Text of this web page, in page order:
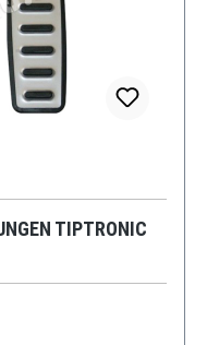
TIPTRONIC